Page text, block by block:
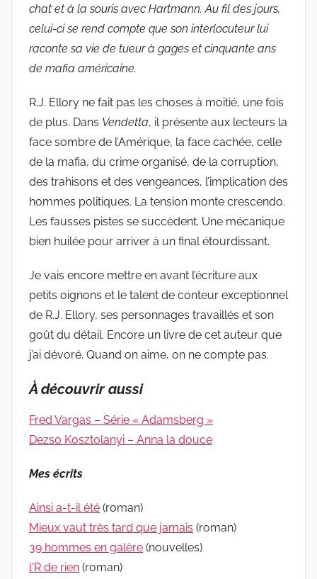
chat et à la souris avec Hartmann. Au fil des jours,
celui-ci se rend compte que son interlocuteur lui
raconte sa vie de tueur à gages et cinquante ans
de mafia américaine.
R.J. Ellory ne fait pas les choses à moitié, une fois
de plus. Dans Vendetta, il présente aux lecteurs la
face sombre de l’Amérique, la face cachée, celle
de la mafia, du crime organisé, de la corruption,
des trahisons et des vengeances, l’implication des
hommes politiques. La tension monte crescendo.
Les fausses pistes se succèdent. Une mécanique
bien huilée pour arriver à un final étourdissant.
Je vais encore mettre en avant l’écriture aux
petits oignons et le talent de conteur exceptionnel
de R.J. Ellory, ses personnages travaillés et son
goût du détail. Encore un livre de cet auteur que
j’ai dévoré. Quand on aime, on ne compte pas.
À découvrir aussi
Fred Vargas – Série « Adamsberg »
Dezso Kosztolanyi – Anna la douce
Mes écrits
Ainsi a-t-il été (roman)
Mieux vaut très tard que jamais (roman)
39 hommes en galère (nouvelles)
l'R de rien (roman)